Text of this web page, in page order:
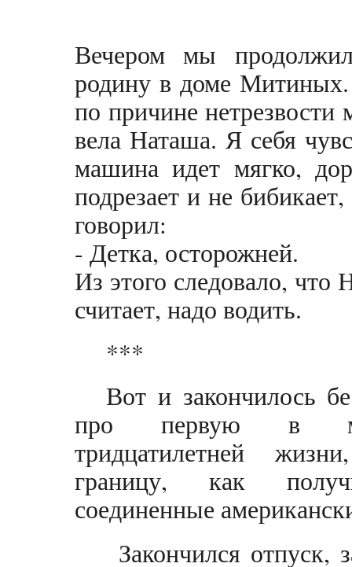
Вечером мы
родину в доме Митиных.
по причине
вела Наташа. Я себя
машина идет мягко,
подрезает и не
говорил:
- Детка, осторожней.
Из этого следовало, что
считает, надо водить.
***
Вот и закончилось
про первую в
тридцатилетней
границу, как
соединенные
Закончился отпуск,